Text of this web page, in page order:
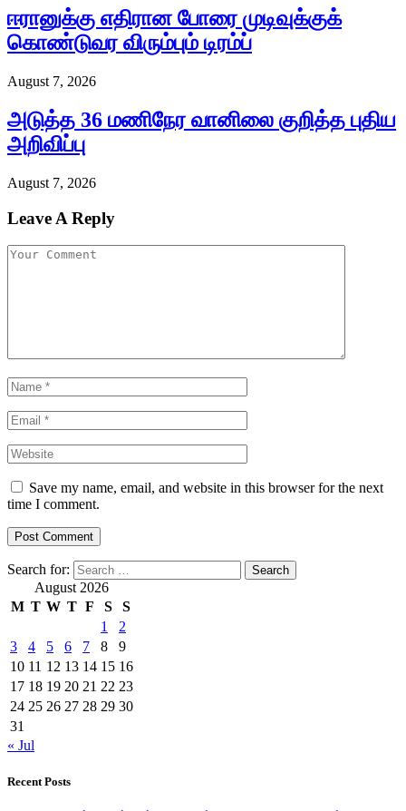
ஈரானுக்கு எதிரான போரை முடிவுக்குக்
கொண்டுவர விரும்பும் டிரம்ப்
August 7, 2026
அடுத்த 36 மணிநேர வானிலை குறித்த புதிய
அறிவிப்பு
August 7, 2026
Leave A Reply
Save my name, email, and website in this browser for the next
time I comment.
Search for:
August 2026
M T W T F S
S
1
2
3
4 5 6 7 8
9
10 11 12 13 14 15 16
17 18 19 20 21 22 23
24 25 26 27 28 29 30
31
« Jul
Recent Posts